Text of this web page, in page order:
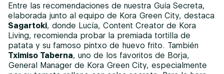
Entre las recomendaciones de nuestra Guía Secreta,
elaborada junto al equipo de Kora Green City, destaca
Sagartoki, donde Lucía, Content Creator de Kora
Living, recomienda probar la premiada tortilla de
patata y su famoso pintxo de huevo frito. También
Tximiso Taberna, uno de los favoritos de Borja,
General Manager de Kora Green City, especialmente